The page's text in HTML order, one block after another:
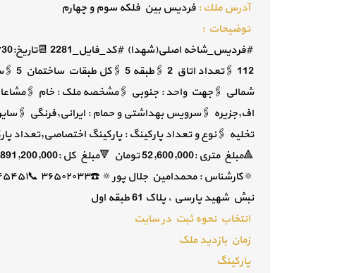
آدرس ملك : فردیس بین فلکه سوم و چهارم
توضيحات :
شمالی 🖇جهت واحد : جنوبی 🖇مشخصه ملک : خام
اف,جزیره 🖇سرویس بهداشتی و حمام : ایرانی,فرنگی
نبش شهید پارسی ، پلاک 61 طبقه اول
انتخاب نحوه ثبت در سایت
زمان بازدید ملک
پارکینگ